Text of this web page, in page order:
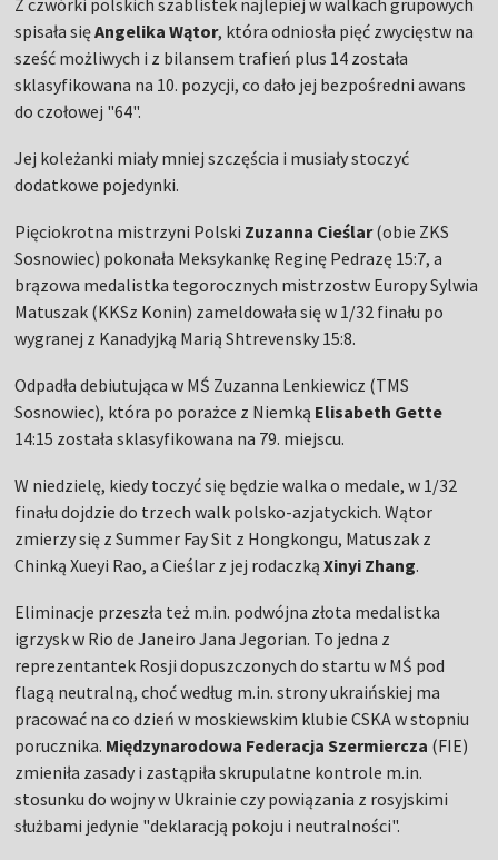
Z czwórki polskich szablistek najlepiej w walkach grupowych
spisała sięAngelika Wątor, która odniosła pięć zwycięstw na
sześć możliwych i z bilansem trafień plus 14 została
sklasyfikowana na 10. pozycji, co dało jej bezpośredni awans
do czołowej "64".
Jej koleżanki miały mniej szczęścia i musiały stoczyć
dodatkowe pojedynki.
Pięciokrotna mistrzyni Polski Zuzanna Cieślar(obie ZKS
Sosnowiec) pokonała Meksykankę Reginę Pedrazę 15:7, a
brązowa medalistka tegorocznych mistrzostw Europy Sylwia
Matuszak (KKSz Konin) zameldowała się w 1/32 finału po
wygranej z Kanadyjką Marią Shtrevensky 15:8.
Odpadła debiutująca w MŚ Zuzanna Lenkiewicz (TMS
Sosnowiec), która po porażce z Niemką Elisabeth Gette
14:15 została sklasyfikowana na 79. miejscu.
W niedzielę, kiedy toczyć się będzie walka o medale, w 1/32
finału dojdzie do trzech walk polsko-azjatyckich. Wątor
zmierzy się z Summer Fay Sit z Hongkongu, Matuszak z
Chinką Xueyi Rao, a Cieślar z jej rodaczką Xinyi Zhang.
Eliminacje przeszła też m.in. podwójna złota medalistka
igrzysk w Rio de Janeiro Jana Jegorian. To jedna z
reprezentantek Rosji dopuszczonych do startu w MŚ pod
flagą neutralną, choć według m.in. strony ukraińskiej ma
pracować na co dzień w moskiewskim klubie CSKA w stopniu
porucznika. Międzynarodowa Federacja Szermiercza (FIE)
zmieniła zasady i zastąpiła skrupulatne kontrole m.in.
stosunku do wojny w Ukrainie czy powiązania z rosyjskimi
służbami jedynie "deklaracją pokoju i neutralności".